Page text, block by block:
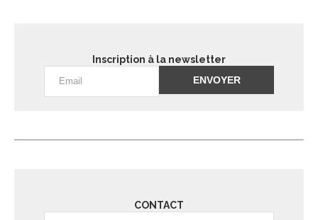
Inscription à la newsletter
CONTACT